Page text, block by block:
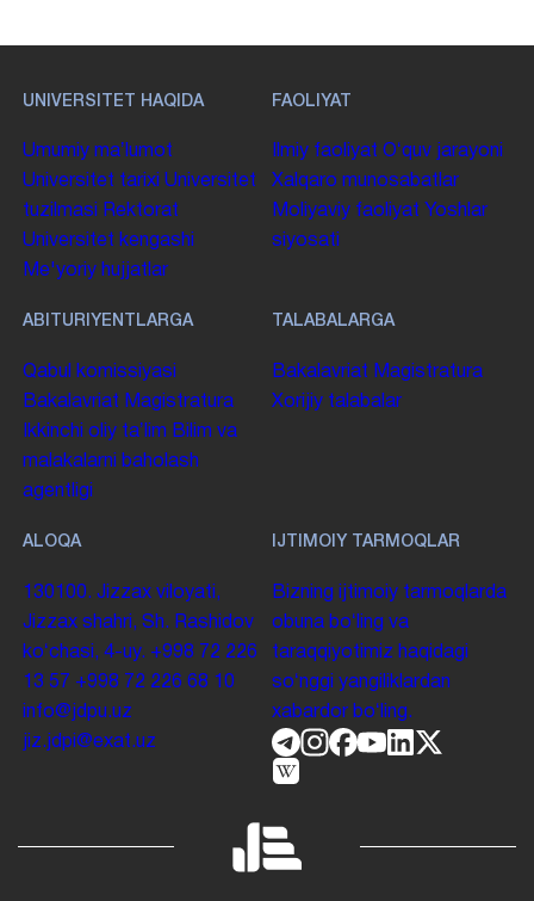
UNIVERSITET HAQIDA
Umumiy maʼlumot
Universitet tarixi Universitet
tuzilmasi
Rektorat
Universitet kengashi
Me'yoriy hujjatlar
FAOLIYAT
Ilmiy faoliyat Oʻquv jarayoni
Xalqaro munosabatlar
Moliyaviy faoliyat Yoshlar
siyosati
ABITURIYENTLARGA
Qabul komissiyasi
Bakalavriat Magistratura
Ikkinchi oliy taʼlim Bilim va
malakalarni baholash
agentligi
TALABALARGA
Bakalavriat Magistratura
Xorijiy talabalar
ALOQA
130100. Jizzax viloyati,
Jizzax shahri, Sh. Rashidov
koʻchasi, 4-uy. +998 72 226
13 57 +998 72 226 68 10
info@jdpu.uz
jiz.jdpi@exat.uz
IJTIMOIY TARMOQLAR
Bizning ijtimoiy tarmoqlarda
obuna boʻling va
taraqqiyotimiz haqidagi
soʻnggi yangiliklardan
xabardor boʻling.